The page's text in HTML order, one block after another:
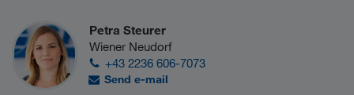
Petra Steurer
Wiener Neudorf
+43 2236 606-7073
Send e-mail